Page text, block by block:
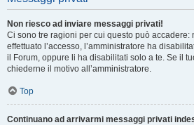
Non riesco ad inviare messaggi privati!
Ci sono tre ragioni per cui questo può accadere:
effettuato l’accesso, l’amministratore ha
il Forum, oppure li ha disabilitati solo a te. Se il
chiederne il motivo all’amministratore.
Top
Continuano ad arrivarmi messaggi privati